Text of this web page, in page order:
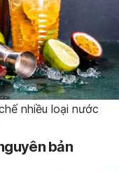
nhiều loại nước
bản